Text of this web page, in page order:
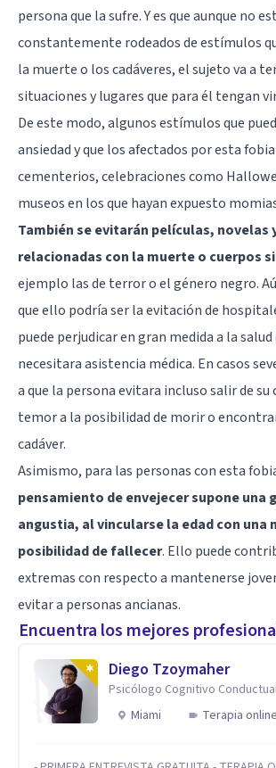
persona que la sufre. Y es que aunque no
constantemente rodeados de estímulos
la muerte o los cadáveres, el sujeto va a
situaciones y lugares que para él tengan
De este modo, algunos estímulos que
ansiedad y que los afectados por esta
cementerios, celebraciones como
museos en los que hayan expuesto
También se evitarán películas, novelas
relacionadas con la muerte o cuerpos
ejemplo las de terror o el género negro.
que ello podría ser la evitación de
puede perjudicar en gran medida a la
necesitara asistencia médica. En casos
a que la persona evitara incluso salir de su
temor a la posibilidad de morir o
cadáver.
Asimismo, para las personas con esta
pensamiento de envejecer supone una
angustia, al vincularse la edad con una
posibilidad de fallecer. Ello puede
extremas con respecto a mantenerse
evitar a personas ancianas.
Encuentra los mejores
Diego Tzoymaher
Psicólogo Cognitivo
Miami
Terapia online